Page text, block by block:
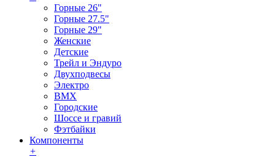
Горные 26"
Горные 27.5"
Горные 29"
Женские
Детские
Трейл и Эндуро
Двухподвесы
Электро
BMX
Городские
Шоссе и гравий
Фэтбайки
Компоненты
+